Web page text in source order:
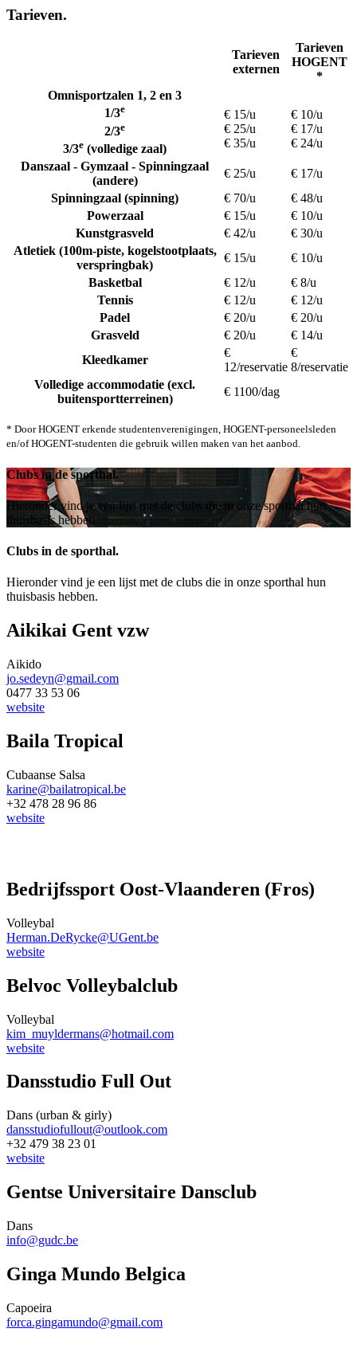
Tarieven.
Huurtarieven van de sportinfrastructuur.
Tarieven
externen
Tarieven
HOGENT
*
Omnisportzalen 1, 2 en 3
1/3e
2/3e
3/3e (volledige zaal)
€ 15/u
€ 25/u
€ 35/u
€ 10/u
€ 17/u
€ 24/u
Danszaal - Gymzaal - Spinningzaal
(andere)
€ 25/u
€ 17/u
Spinningzaal (spinning)
€ 70/u
€ 48/u
Powerzaal
€ 15/u
€ 10/u
Kunstgrasveld
€ 42/u
€ 30/u
Atletiek (100m-piste, kogelstootplaats,
verspringbak)
€ 15/u
€ 10/u
Basketbal
€ 12/u
€ 8/u
Tennis
€ 12/u
€ 12/u
Padel
€ 20/u
€ 20/u
Grasveld
€ 20/u
€ 14/u
Kleedkamer
€
12/reservatie
€
8/reservatie
Volledige accommodatie (excl.
buitensportterreinen)
€ 1100/dag
* Door HOGENT erkende studentenverenigingen, HOGENT-personeelsleden
en/of HOGENT-studenten die gebruik willen maken van het aanbod.
Clubs in de sporthal.
Hieronder vind je een lijst met de clubs die in onze sporthal hun
thuisbasis hebben.
Clubs in de sporthal.
Hieronder vind je een lijst met de clubs die in onze sporthal hun
thuisbasis hebben.
Aikikai Gent vzw
Aikido
jo.sedeyn@gmail.com
0477 33 53 06
website
Baila Tropical
Cubaanse Salsa
karine@bailatropical.be
+32 478 28 96 86
website
Bedrijfssport Oost-Vlaanderen (Fros)
Volleybal
Herman.DeRycke@UGent.be
website
Belvoc Volleybalclub
Volleybal
kim_muyldermans@hotmail.com
website
Dansstudio Full Out
Dans (urban & girly)
dansstudiofullout@outlook.com
+32 479 38 23 01
website
Gentse Universitaire Dansclub
Dans
info@gudc.be
Ginga Mundo Belgica
Capoeira
forca.gingamundo@gmail.com